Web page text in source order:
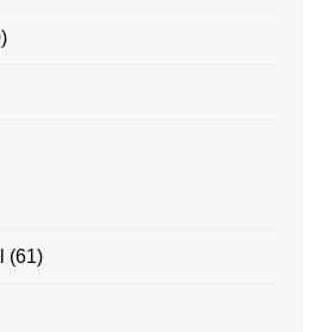
(61)